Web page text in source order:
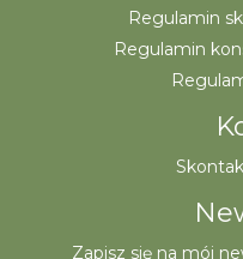
Regulamin
Regulamin
Zapisz się na mój